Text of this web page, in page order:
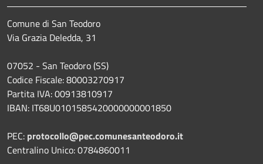
Comune di San Teodoro
Via Grazia Deledda, 31
07052 - San Teodoro (SS)
Codice Fiscale: 80003270917
Partita IVA: 00913810917
IBAN: IT68U0101585420000000001850
PEC: protocollo@pec.comunesanteodoro.it
Centralino Unico: 0784860011